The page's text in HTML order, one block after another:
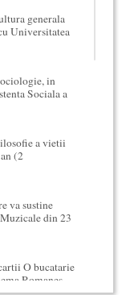
generala
Universitatea
in
Sociala a
a vietii
(2
va sustine
din 23
O bucatarie
Romanes...